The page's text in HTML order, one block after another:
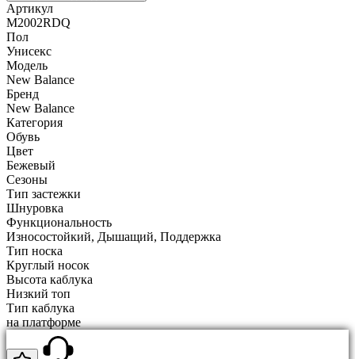
Артикул
M2002RDQ
Пол
Унисекс
Модель
New Balance
Бренд
New Balance
Категория
Обувь
Цвет
Бежевый
Сезоны
Тип застежки
Шнуровка
Функциональность
Износостойкий, Дышащий, Поддержка
Тип носка
Круглый носок
Высота каблука
Низкий топ
Тип каблука
на платформе